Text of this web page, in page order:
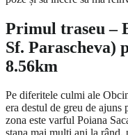
Primul traseu –
Sf. Parascheva)
8.56km
Pe diferitele culmi ale
era destul de greu de
zona este varful Poiana